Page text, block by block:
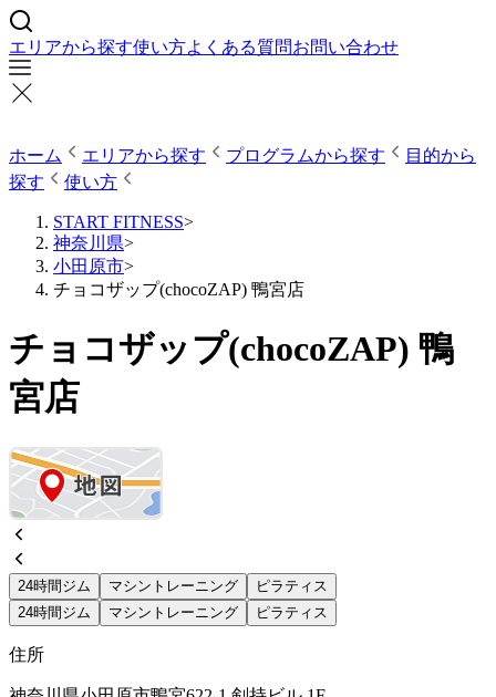
エリアから探す使い方よくある質問お問い合わせ
ホーム エリアから探す プログラムから探す
目的から
探す
使い方
START FITNESS>
神奈川県>
小田原市>
チョコザップ(chocoZAP) 鴨宮店
チョコザップ(chocoZAP) 鴨
宮店
24時間ジム マシントレーニング
ピラティス
24時間ジム
マシントレーニング ピラティス
住所